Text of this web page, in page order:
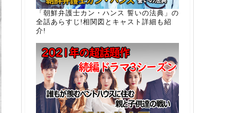
「朝鮮弁護士カン・ハンス 誓いの法典」の
全話あらすじ!相関図とキャスト詳細も紹
介!